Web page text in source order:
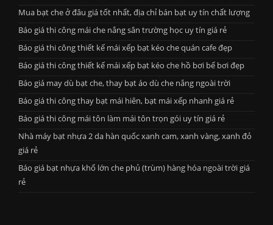
Mua bạt che ở đâu giá tốt nhất, địa chỉ bán bạt uy tín chất lượng
Báo giá thi công mái che nắng sân trường học uy tín giá rẻ
Báo giá thi công thiết kế mái xếp bạt kéo che quán cafe đẹp
Báo giá thi công thiết kế mái xếp bạt kéo che hồ bơi bể bơi đẹp
Báo giá may dù bạt che, thay bạt áo dù che nắng ngoài trời
Báo giá thi công thay bạt mái hiên, bạt mái xếp nhanh giá rẻ
Báo giá thi công mái tôn làm mái tôn trọn gói uy tín giá rẻ
Nhà máy bạt nhựa 2 da hàn quốc xanh cam, xanh vàng, xanh đỏ
giá rẻ
Báo giá bạt nhựa khổ lớn che phủ (trùm) hàng hóa ngoài trời giá
rẻ